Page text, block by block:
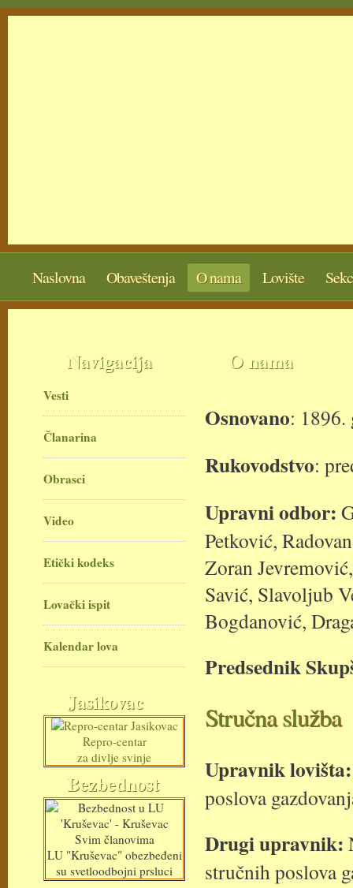
Naslovna Obaveštenja O nama Lovište
Navigacija
Vesti
Članarina
Obrasci
Video
Etički kodeks
Lovački ispit
Kalendar lova
Jasikovac
Repro-centar
za divlje svinje
Bezbednost
Svim članovima
LU "Kruševac" obezbeđeni
su svetloodbojni prsluci
O nama
Osnovano: 1896.
Rukovodstvo:
Upravni odbor:
Petković,
Zoran
Savić, Slavoljub
Bogdanović,
Predsednik
Stručna služba
Upravnik lovišta:
poslova
Drugi upravnik:
stručnih poslova